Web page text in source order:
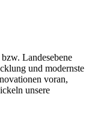
Landesebene
und modernste
voran,
unsere